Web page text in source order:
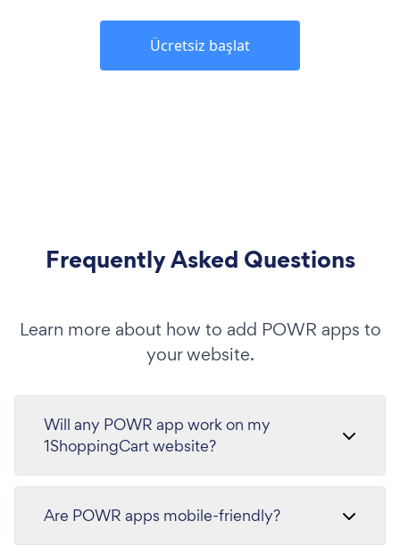
Ücretsiz başlat
Frequently Asked Questions
Learn more about how to add POWR apps to
your website.
Will any POWR app work on my
1ShoppingCart website?
Are POWR apps mobile-friendly?